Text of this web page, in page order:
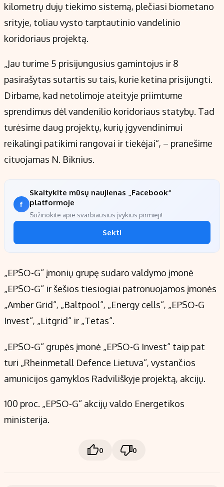
kilometrų dujų tiekimo sistemą, plečiasi biometano
srityje, toliau vysto tarptautinio vandelinio
koridoriaus projektą.
„Jau turime 5 prisijungusius gamintojus ir 8
pasirašytas sutartis su tais, kurie ketina prisijungti.
Dirbame, kad netolimoje ateityje priimtume
sprendimus dėl vandenilio koridoriaus statybų. Tad
turėsime daug projektų, kurių įgyvendinimui
reikalingi patikimi rangovai ir tiekėjai“, – pranešime
cituojamas N. Biknius.
Skaitykite mūsų naujienas „Facebook“
platformoje
Sužinokite apie svarbiausius įvykius pirmieji!
Sekti
„EPSO-G“ įmonių grupę sudaro valdymo įmonė
„EPSO-G“ ir šešios tiesiogiai patronuojamos įmonės
„Amber Grid“, „Baltpool“, „Energy cells“, „EPSO-G
Invest“, „Litgrid“ ir „Tetas“.
„EPSO-G“ grupės įmonė „EPSO-G Invest“ taip pat
turi „Rheinmetall Defence Lietuva“, vystančios
amunicijos gamyklos Radviliškyje projektą, akcijų.
100 proc. „EPSO-G“ akcijų valdo Energetikos
ministerija.
0 0